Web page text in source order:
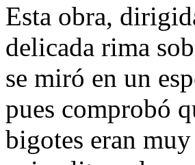
Esta obra,
delicada rima
se miró en un
pues comprobó
bigotes eran